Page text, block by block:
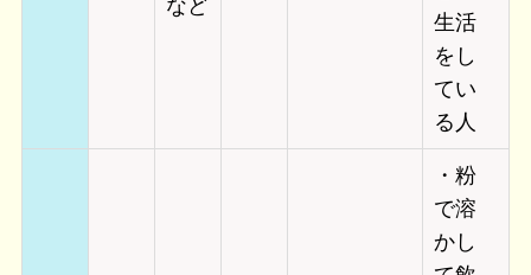
など
生活
をし
てい
る人
・粉
で溶
かし